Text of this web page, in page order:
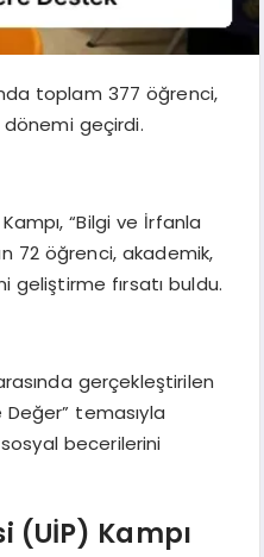
toplam 377 öğrenci,
geçirdi.
“Bilgi ve İrfanla
72 öğrenci, akademik,
fırsatı buldu.
gerçekleştirilen
temasıyla
becerilerini
(UİP) Kampı